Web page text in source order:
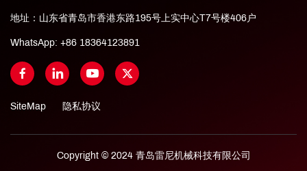
地址：山东省青岛市香港东路195号上实中心T7号楼406户
WhatsApp: +86 18364123891
SiteMap 隐私协议
Copyright © 2024 青岛雷尼机械科技有限公司